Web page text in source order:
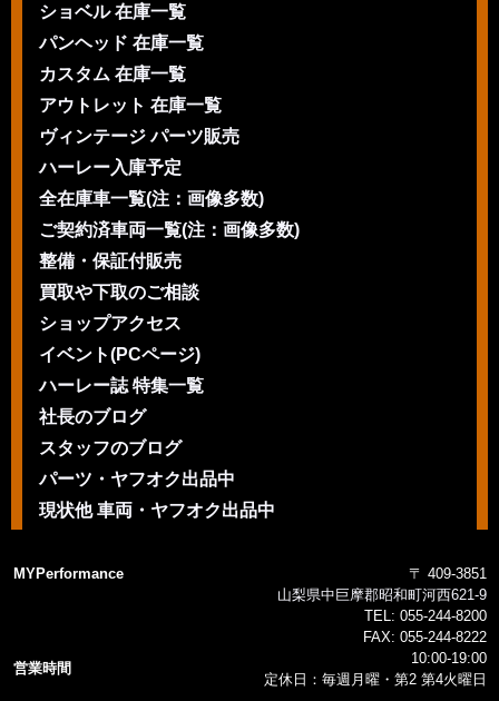
ショベル 在庫一覧
パンヘッド 在庫一覧
カスタム 在庫一覧
アウトレット 在庫一覧
ヴィンテージ パーツ販売
ハーレー入庫予定
全在庫車一覧(注：画像多数)
ご契約済車両一覧(注：画像多数)
整備・保証付販売
買取や下取のご相談
ショップアクセス
イベント(PCページ)
ハーレー誌 特集一覧
社長のブログ
スタッフのブログ
パーツ・ヤフオク出品中
現状他 車両・ヤフオク出品中
MYPerformance
〒 409-3851
山梨県中巨摩郡昭和町河西621-9
TEL: 055-244-8200
FAX: 055-244-8222
営業時間
10:00-19:00
定休日：毎週月曜・第2 第4火曜日